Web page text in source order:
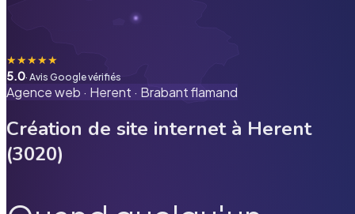
★★★★★
5.0· Avis Google vérifiés
Agence web · Herent · Brabant flamand
Création de site internet à Herent
(3020)